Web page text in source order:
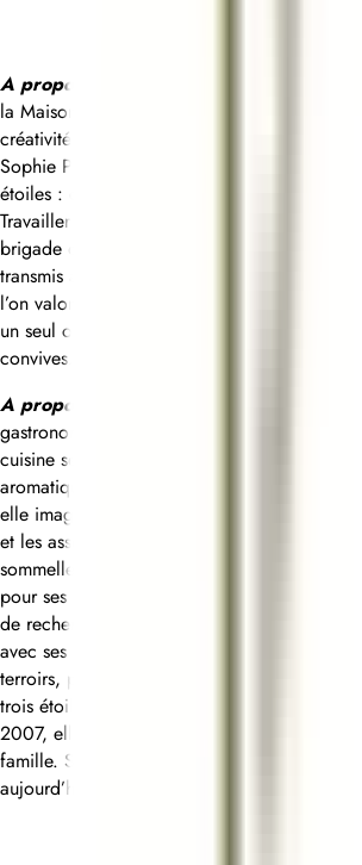
A propos de la Maison Pic
: À Valence,
la Maison Pic incarne depuis plus de 130
créativité et l’engagement. Portée
Sophie Pic cette maison familiale est bien
étoiles : c’est un lieu de transmission,
Travailler à la Maison Pic, en salle ou en
brigade où chaque détail compte, où le
transmis avec soin. C’est aussi évoluer dans
l’on valorise les parcours, les personnalités
un seul objectif commun : offrir une
convives.
A propos d’Anne-Sophie Pic
: Figure
gastronomie française, Anne-Sophie Pic est
cuisine sensible et audacieuse, empreinte
aromatique unique. Guidée par sa
elle imagine une cuisine d’émotion,
et les associations de saveurs, qu’elle
sommellerie plurielle. Toujours en quête de
pour ses restaurants du monde entier, c'est
de recherche et d’innovation culinaire à
avec ses équipes, toute la richesse
terroirs, plaçant le végétal au cœur de sa
trois étoiles au Guide Michelin pour son
2007, elle perpétue l’héritage des chefs
famille. Saluée pour son esprit créatif et
aujourd’hui, la cheffe la plus étoilée au